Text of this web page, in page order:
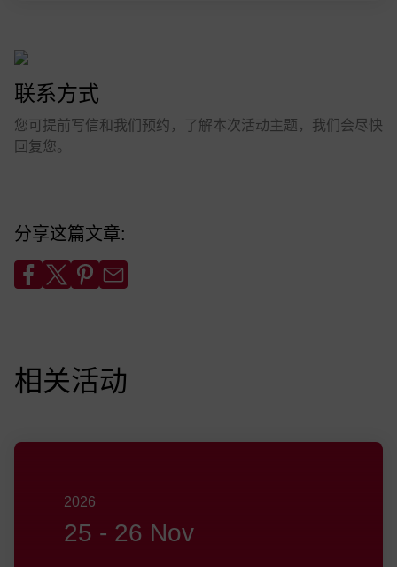
联系方式
您可提前写信和我们预约，了解本次活动主题，我们会尽快
回复您。
分享这篇文章:
相关活动
2026
25 - 26 Nov